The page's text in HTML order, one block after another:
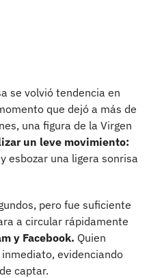
se volvió tendencia en
que dejó a más de
una figura de la Virgen
un leve movimiento:
esbozar una ligera sonrisa
pero fue suficiente
a circular rápidamente
y Facebook. Quien
evidenciando
captar.